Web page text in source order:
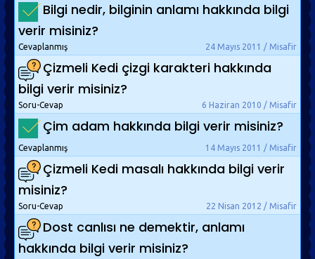
Bilgi nedir, bilginin anlamı hakkında bilgi
verir misiniz?
24 Mayıs 2011 / Misafir
Cevaplanmış
Çizmeli Kedi çizgi karakteri hakkında
bilgi verir misiniz?
6 Haziran 2010 / Misafir
Soru-Cevap
Çim adam hakkında bilgi verir misiniz?
14 Mayıs 2011 / Misafir
Cevaplanmış
Çizmeli Kedi masalı hakkında bilgi verir
misiniz?
22 Nisan 2012 / Misafir
Soru-Cevap
Dost canlısı ne demektir, anlamı
hakkında bilgi verir misiniz?